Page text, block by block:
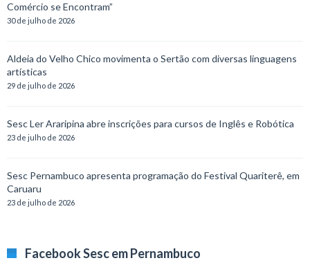
Comércio se Encontram”
30 de julho de 2026
Aldeia do Velho Chico movimenta o Sertão com diversas linguagens
artísticas
29 de julho de 2026
Sesc Ler Araripina abre inscrições para cursos de Inglês e Robótica
23 de julho de 2026
Sesc Pernambuco apresenta programação do Festival Quariterê, em
Caruaru
23 de julho de 2026
Facebook Sesc em Pernambuco